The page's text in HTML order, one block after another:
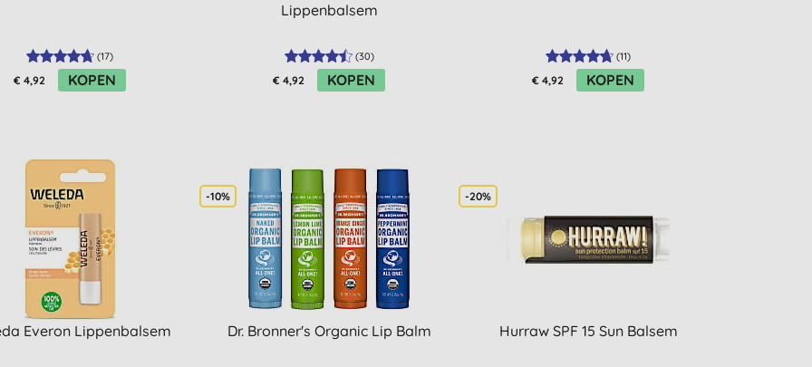
(17)
€ 4,92 KOPEN
Lippenbalsem
(30)
€ 4,92 KOPEN
(11)
€ 4,92 KOPEN
Everon Lippenbalsem
-10%
Dr. Bronner's Organic Lip Balm
-20%
Hurraw SPF 15 Sun Balsem